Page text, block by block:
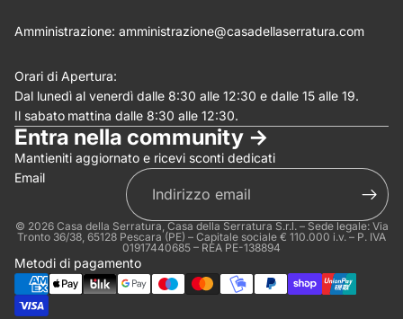
Annulla Invia
Amministrazione: amministrazione@casadellaserratura.com
Orari di Apertura:
Dal lunedì al venerdì dalle 8:30 alle 12:30 e dalle 15 alle 19.
Il sabato mattina dalle 8:30 alle 12:30.
Entra nella community ->
Mantieniti aggiornato e ricevi sconti dedicati
Email
© 2026 Casa della Serratura, Casa della Serratura S.r.l. – Sede legale: Via
Tronto 36/38, 65128 Pescara (PE) – Capitale sociale € 110.000 i.v. – P. IVA
01917440685 – REA PE-138894
Metodi di pagamento